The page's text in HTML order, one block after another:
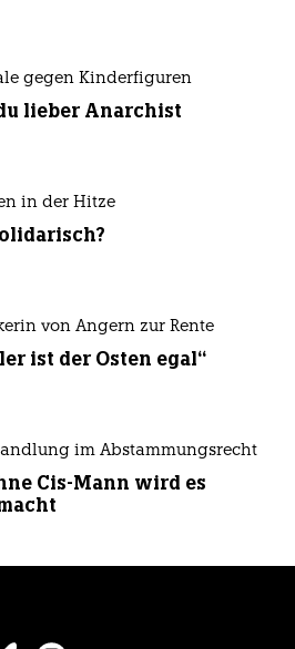
gegen Kinderfiguren
lieber Anarchist
in der Hitze
von Angern zur Rente
ist der Osten egal“
im Abstammungsrecht
Cis-Mann wird es